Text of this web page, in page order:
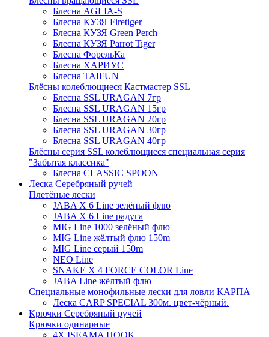
Блесна AGLIA-S
Блесна КУЗЯ Firetiger
Блесна КУЗЯ Green Perch
Блесна КУЗЯ Parrot Tiger
Блесна ФорельКа
Блесна ХАРИУС
Блесна TAIFUN
Блёсны колеблющиеся Кастмастер SSL
Блесна SSL URAGAN 7гр
Блесна SSL URAGAN 15гр
Блесна SSL URAGAN 20гр
Блесна SSL URAGAN 30гр
Блесна SSL URAGAN 40гр
Блёсны серия SSL колеблющиеся специальная серия
"Забытая классика"
Блесна CLASSIC SPOON
Леска Серебряный ручей
Плетёные лески
JABA X 6 Line зелёный флю
JABA X 6 Line радуга
MIG Line 1000 зелёный флю
MIG Line жёлтый флю 150m
MIG Line серый 150m
NEO Line
SNAKE X 4 FORCE COLOR Line
JABA Line жёлтый флю
Специальные монофильные лески для ловли КАРПА
Леска CARP SPECIAL 300м. цвет-чёрный.
Крючки Серебряный ручей
Крючки одинарные
4X ISEAMA HOOK